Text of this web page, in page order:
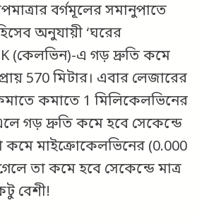
বর্গমূলের সমানুপাতে
অনুযায়ী ‘ঘরের
K (কেলভিন)-এ গড় দ্রুতি কমে
570 মিটার। এবার লেজারের
কমাতে কমাতে 1 মিলিকেলভিনের
গড় দ্রুতি কমে হবে সেকেন্ডে
মাইক্রোকেলভিনের (0.000
তা কমে হবে সেকেন্ডে মাত্র
বেশী!